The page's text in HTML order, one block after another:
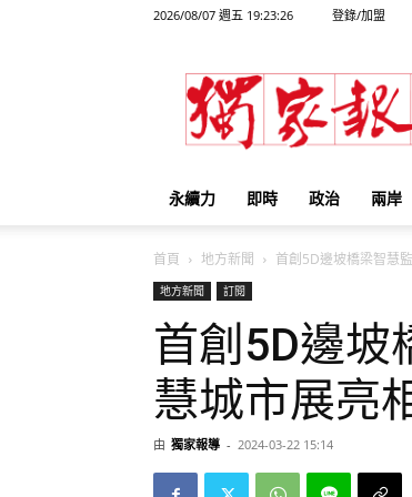
2026/08/07 週五 19:23:26 登錄/加盟
獨
家
報
永續力 即時 政治 兩岸
首頁 地方新聞 首創5D邊坡橋梁智慧
地方新聞 訂閱
首創5D邊坡
慧城市展亮
由 獨家報導 - 2024-03-22 15:14